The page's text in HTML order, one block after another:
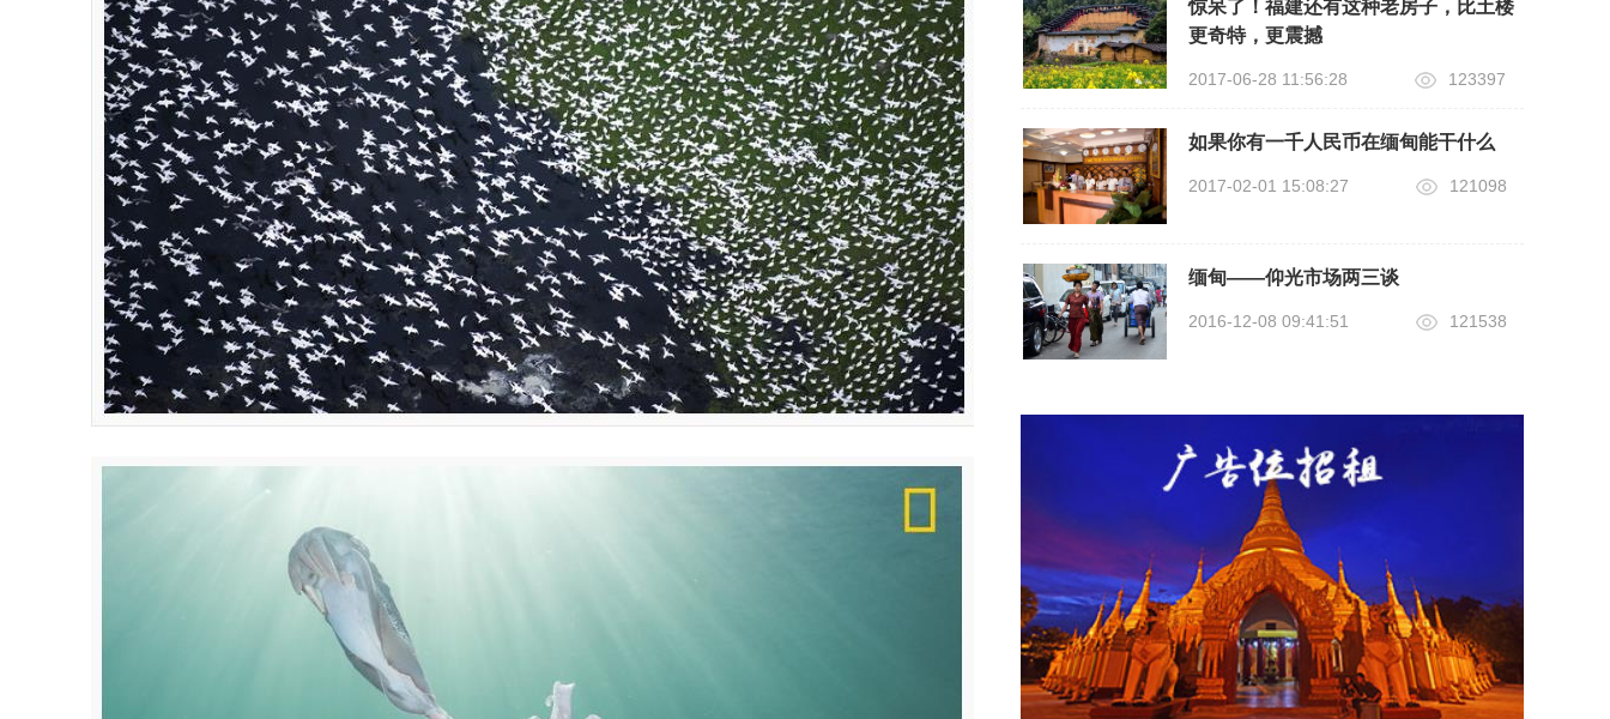
惊呆了！福建还有这种老房子，比土楼
更奇特，更震撼
2017-06-28 11:56:28 123397
如果你有一千人民币在缅甸能干什么
2017-02-01 15:08:27 121098
缅甸——仰光市场两三谈
2016-12-08 09:41:51 121538